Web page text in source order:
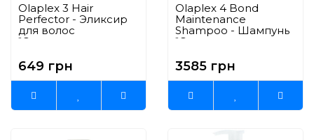
Olaplex 3 Hair
Perfector - Эликсир
для волос
"Совершенство
649 грн
Olaplex 4 Bond
Maintenance
Shampoo - Шампунь
"Система защиты
3585 грн